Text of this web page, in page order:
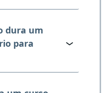
dura um
para